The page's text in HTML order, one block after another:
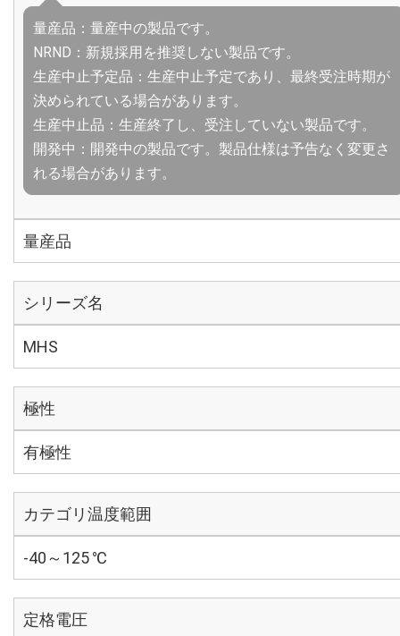
量産品：量産中の製品です。
NRND：新規採用を推奨しない製品です。
生産中止予定品：生産中止予定であり、最終受注時期が
決められている場合があります。
生産中止品：生産終了し、受注していない製品です。
開発中：開発中の製品です。製品仕様は予告なく変更さ
れる場合があります。
量産品
シリーズ名
MHS
極性
有極性
カテゴリ温度範囲
-40～125 ℃
定格電圧